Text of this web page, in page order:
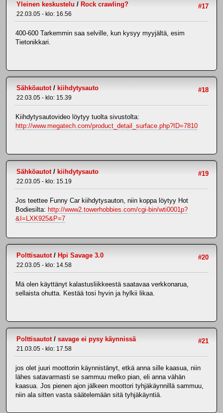
#17
Yleinen keskustelu / Rock crawling?
22.03.05 - klo: 16.56
400-600 Tarkemmin saa selville, kun kysyy myyjältä, esim
Tietonikkari.
#18
Sähköautot/ kiihdytysauto
22.03.05 - klo: 15.39
Kiihdytysautovideo löytyy tuolta sivustolta:
http://www.megatech.com/product_detail_surface.php?ID=7810
#19
Sähköautot/ kiihdytysauto
22.03.05 - klo: 15.19
Jos teettee Funny Car kiihdytysauton, niin koppa löytyy Hot
Bodiesilta: http://www2.towerhobbies.com/cgi-bin/wti0001p?
&I=LXK925&P=7
#20
Polttisautot/ Hpi Savage 3.0
22.03.05 - klo: 14.58
Mä olen käyttänyt kalastusliikkeestä saatavaa verkkonarua,
sellaista ohutta. Kestää tosi hyvin ja hylkii likaa.
#21
Polttisautot/ savage ei pysy käynnissä
21.03.05 - klo: 17.58
jos olet juuri moottorin käynnistänyt, etkä anna sille kaasua, niin
lähes satavarmasti se sammuu melko pian, eli anna vähän
kaasua. Jos pienen ajon jälkeen moottori tyhjäkäynnillä sammuu,
niin ala sitten vasta säätelemään sitä tyhjäkäyntiä.